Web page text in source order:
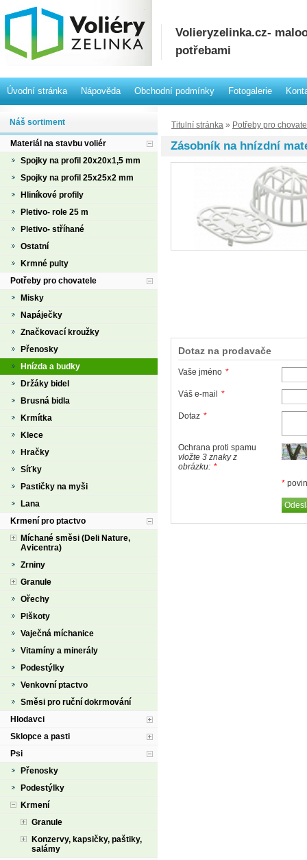
Volieryzelinka.cz-
potřebami
Úvodní stránka Nápověda Obchodní podmínky Fotogalerie
Titulní stránka » Potřeby pro
Zásobník na hnízdní
Dotaz na prodavače
Vaše jméno *
Váš e-mail *
Dotaz *
Ochrana proti spamu
vložte 3 znaky z
obrázku: *
*
Náš sortiment
Materiál na stavbu voliér
Spojky na profil 20x20x1,5 mm
Spojky na profil 25x25x2 mm
Hliníkové profily
Pletivo- role 25 m
Pletivo- stříhané
Ostatní
Krmné pulty
Potřeby pro chovatele
Misky
Napáječky
Značkovací kroužky
Přenosky
Hnízda a budky
Držáky bidel
Brusná bidla
Krmítka
Klece
Hračky
Síťky
Pastičky na myši
Lana
Krmení pro ptactvo
Míchané směsi (Deli Nature,
Avicentra)
Zrniny
Granule
Ořechy
Piškoty
Vaječná míchanice
Vitamíny a minerály
Podestýlky
Venkovní ptactvo
Směsi pro ruční dokrmování
Hlodavci
Sklopce a pasti
Psi
Přenosky
Podestýlky
Krmení
Granule
Konzervy, kapsičky, paštiky,
salámy